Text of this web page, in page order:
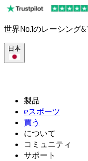
世界No.1のレーシング
日本
製品
eスポーツ
買う
について
コミュニティ
サポート